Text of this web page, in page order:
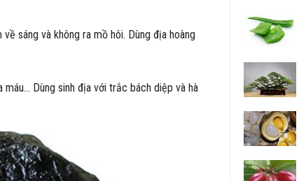
sáng và không ra mồ hôi. Dùng địa hoàng
máu… Dùng sinh địa với trắc bách diệp và hà